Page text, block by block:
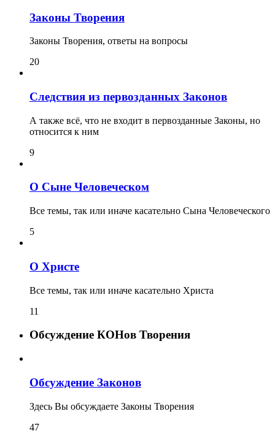
Законы Творения
Законы Творения, ответы на вопросы
20
Следствия из первозданных Законов
А также всё, что не входит в первозданные Законы, но
относится к ним
9
О Сыне Человеческом
Все темы, так или иначе касательно Сына Человеческого
5
О Христе
Все темы, так или иначе касательно Христа
11
Обсуждение КОНов Творения
Обсуждение Законов
Здесь Вы обсуждаете Законы Творения
47